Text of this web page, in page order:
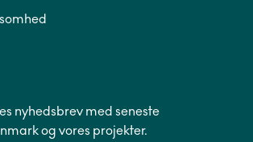
nyhedsbrev med seneste
og vores projekter.